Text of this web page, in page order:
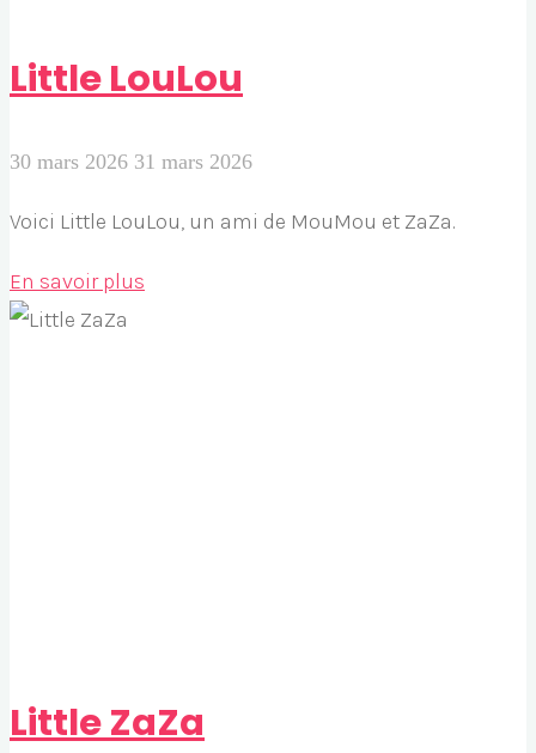
Little LouLou
30 mars 2026 31 mars 2026
Voici Little LouLou, un ami de MouMou et ZaZa.
En savoir plus
Little ZaZa